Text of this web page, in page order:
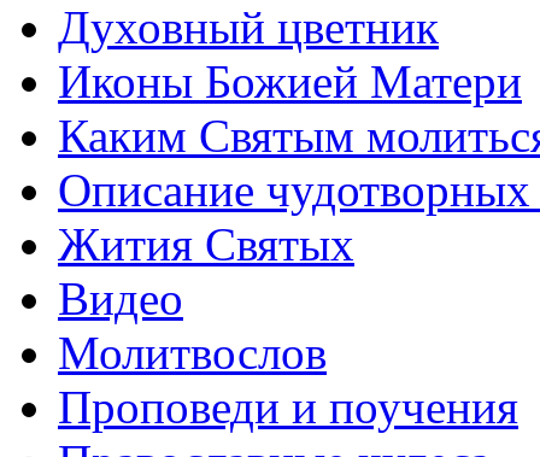
Духовный цветник
Иконы Божией Матери
Каким Святым
Описание
Жития Святых
Видео
Молитвослов
Проповеди и поучения